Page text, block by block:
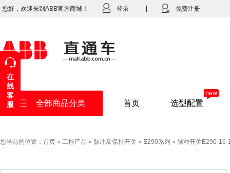
您好，欢迎来到ABB官方商城！ 登录 免费注册
全部商品分类 首页 选型配置
new
您当前的位置： 首页 » 工控产品 » 脉冲及保持开关 » E290系列 » 脉冲开关E290-
在
线
客
服